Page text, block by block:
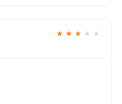
★ ★ ★ ★ ★